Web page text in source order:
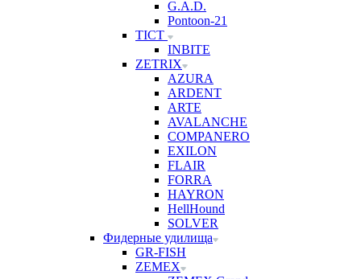
G.A.D.
Pontoon-21
TICT
INBITE
ZETRIX
AZURA
ARDENT
ARTE
AVALANCHE
COMPANERO
EXILON
FLAIR
FORRA
HAYRON
HellHound
SOLVER
Фидерные удилища
GR-FISH
ZEMEX